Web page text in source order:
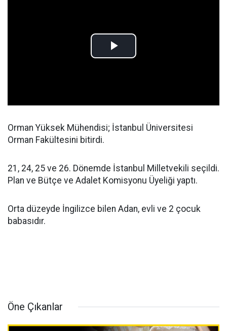
Orman Yüksek Mühendisi; İstanbul Üniversitesi
Orman Fakültesini bitirdi.
21, 24, 25 ve 26. Dönemde İstanbul Milletvekili seçildi.
Plan ve Bütçe ve Adalet Komisyonu Üyeliği yaptı.
Orta düzeyde İngilizce bilen Adan, evli ve 2 çocuk
babasıdır.
Öne Çıkanlar